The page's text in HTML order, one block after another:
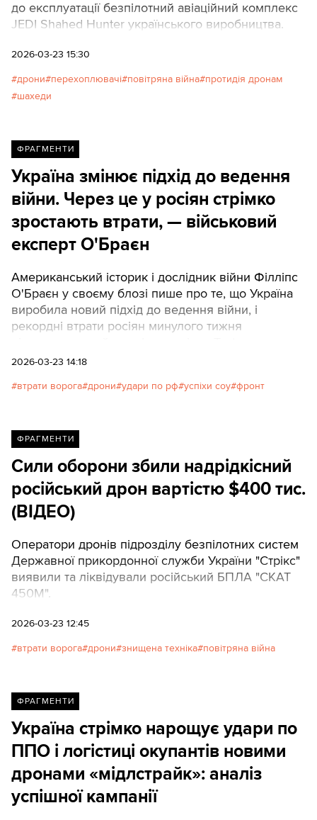
до експлуатації безпілотний авіаційний комплекс
JEDI Shahed Hunter українського виробництва.
2026-03-23 15:30
дрони перехоплювачі повітряна війна протидія дронам
шахеди
ФРАГМЕНТИ
Україна змінює підхід до ведення
війни. Через це у росіян стрімко
зростають втрати, — військовий
експерт О'Браєн
Американський історик і дослідник війни Філліпс
О'Браєн у своєму блозі пише про те, що Україна
виробила новий підхід до ведення війни, і
рекордні втрати росіян минулого тижня
наводять переклад ключових підсумків експерта.
2026-03-23 14:18
втрати ворога дрони удари по рф успіхи соу фронт
ФРАГМЕНТИ
Сили оборони збили надрідкісний
російський дрон вартістю $400 тис.
(ВІДЕО)
Оператори дронів підрозділу безпілотних систем
Державної прикордонної служби України "Стрікс"
виявили та ліквідували російський БПЛА "СКАТ
450М".
2026-03-23 12:45
втрати ворога дрони знищена техніка повітряна війна
ФРАГМЕНТИ
Україна стрімко нарощує удари по
ППО і логістиці окупантів новими
дронами «мідлстрайк»: аналіз
успішної кампанії